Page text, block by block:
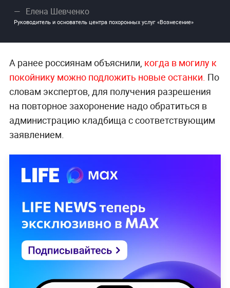
Елена Шевченко
Руководитель и основатель центра похоронных услуг «Вознесение»
А ранее россиянам объяснили, когда в могилу к
покойнику можно подложить новые останки. По
словам экспертов, для получения разрешения
на повторное захоронение надо обратиться в
администрацию кладбища с соответствующим
заявлением.